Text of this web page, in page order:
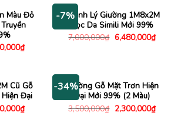
3,350,000₫.
Màu Đỏ
Truyền
₫Giá
hiện
2,480,000₫.
-7%
Thanh Lý Giường 1M8x2M
Bọc Da Simili Mới 99%
7,000,000₫ Giá
gốc
6,480,000₫Giá
hiện
Cũ Gỗ
Hiện Đại
₫Giá
hiện
-34%Giường Gỗ Mặt Trơn Hiện
Đại Mới 99% (2 Màu)
3,500,000₫ Giá
gốc
2,300,000₫Giá
hiện